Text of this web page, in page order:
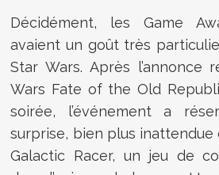
Décidément, les Game
avaient un goût très
Star Wars. Après l’annonce
Wars Fate of the Old
soirée, l’événement a
surprise, bien plus inattendue
Galactic Racer, un jeu de